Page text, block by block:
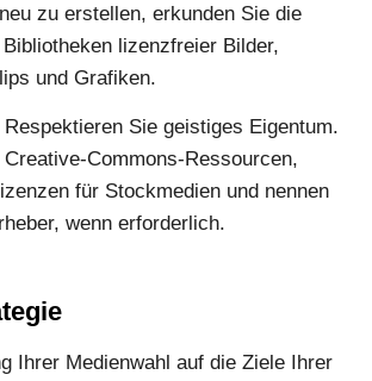
zu erstellen, erkunden Sie die
lizenzfreier Bilder,
und Grafiken.
Respektieren Sie geistiges Eigentum.
Creative-Commons-Ressourcen,
für Stockmedien und nennen
wenn erforderlich.
Ihrer Medienwahl auf die Ziele Ihrer